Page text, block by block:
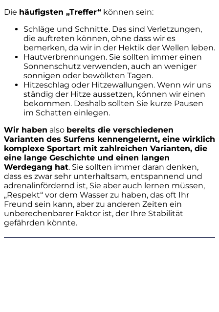
Die häufigsten „Treffer“ können sein:
Schläge und Schnitte. Das sind Verletzungen,
die auftreten können, ohne dass wir es
bemerken, da wir in der Hektik der Wellen leben.
Hautverbrennungen. Sie sollten immer einen
Sonnenschutz verwenden, auch an weniger
sonnigen oder bewölkten Tagen.
Hitzeschlag oder Hitzewallungen. Wenn wir uns
ständig der Hitze aussetzen, können wir einen
bekommen. Deshalb sollten Sie kurze Pausen
im Schatten einlegen.
Wir haben also bereits die verschiedenen
Varianten des Surfens kennengelernt, eine wirklich
komplexe Sportart mit zahlreichen Varianten, die
eine lange Geschichte und einen langen
Werdegang hat. Sie sollten immer daran denken,
dass es zwar sehr unterhaltsam, entspannend und
adrenalinfördernd ist, Sie aber auch lernen müssen,
„Respekt“ vor dem Wasser zu haben, das oft Ihr
Freund sein kann, aber zu anderen Zeiten ein
unberechenbarer Faktor ist, der Ihre Stabilität
gefährden könnte.